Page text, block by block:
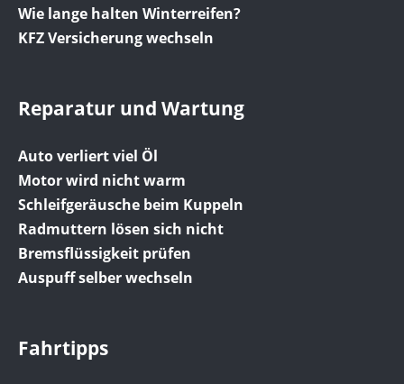
Wie lange halten Winterreifen?
KFZ Versicherung wechseln
Reparatur und Wartung
Auto verliert viel Öl
Motor wird nicht warm
Schleifgeräusche beim Kuppeln
Radmuttern lösen sich nicht
Bremsflüssigkeit prüfen
Auspuff selber wechseln
Fahrtipps